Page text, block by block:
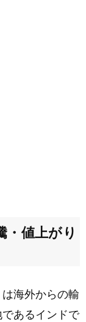
・値上がり
海外からの輸
あるインドで